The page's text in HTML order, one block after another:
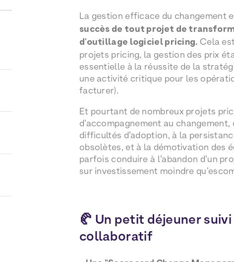
La gestion efficace du changement
succès de tout projet de
d'outillage logiciel pricing. Cela
projets pricing, la gestion des prix
essentielle à la réussite de la
une activité critique pour les
facturer).
Et pourtant de nombreux projets
d’accompagnement au
difficultés d’adoption, à la
obsolètes, et à la démotivation des
parfois conduire à l’abandon d’un
sur investissement moindre
🥐 Un petit déjeuner
collaboratif